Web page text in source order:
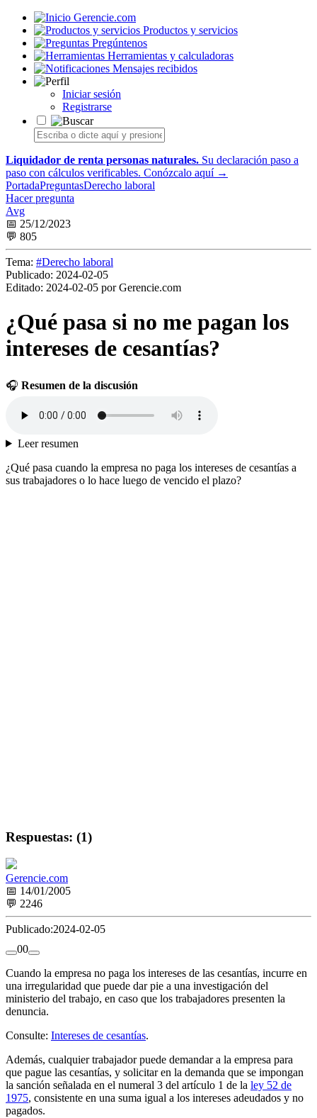
Gerencie.com
Productos y servicios
Pregúntenos
Herramientas y calculadoras
Mensajes recibidos
Iniciar sesión
Registrarse
Liquidador de renta personas naturales. Su declaración paso a
paso con cálculos verificables. Conózcalo aquí →
PortadaPreguntasDerecho laboral
Hacer pregunta
Avg
📅 25/12/2023
💬 805
Tema: #Derecho laboral
Publicado: 2024-02-05
Editado: 2024-02-05 por Gerencie.com
¿Qué pasa si no me pagan los
intereses de cesantías?
🎧 Resumen de la discusión
Leer resumen
¿Qué pasa cuando la empresa no paga los intereses de cesantías a
sus trabajadores o lo hace luego de vencido el plazo?
Respuestas: (1)
Gerencie.com
📅 14/01/2005
💬 2246
Publicado:2024-02-05
00
Cuando la empresa no paga los intereses de las cesantías, incurre en
una irregularidad que puede dar pie a una investigación del
ministerio del trabajo, en caso que los trabajadores presenten la
denuncia.
Consulte: Intereses de cesantías.
Además, cualquier trabajador puede demandar a la empresa para
que pague las cesantías, y solicitar en la demanda que se impongan
la sanción señalada en el numeral 3 del artículo 1 de la ley 52 de
1975, consistente en una suma igual a los intereses adeudados y no
pagados.